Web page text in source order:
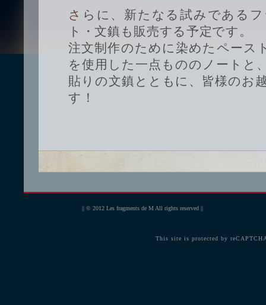
さらに、新たなる試みであるフラグムオリジナルノー
ト・文鎮も販売する予定です。
注文制作のために染めたペース
を使用した一点もののノートと
貼りの文鎮とともに、皆様のお
す！
|| © 2012 Les fragments de M All rights reserved ||
This site is protected by